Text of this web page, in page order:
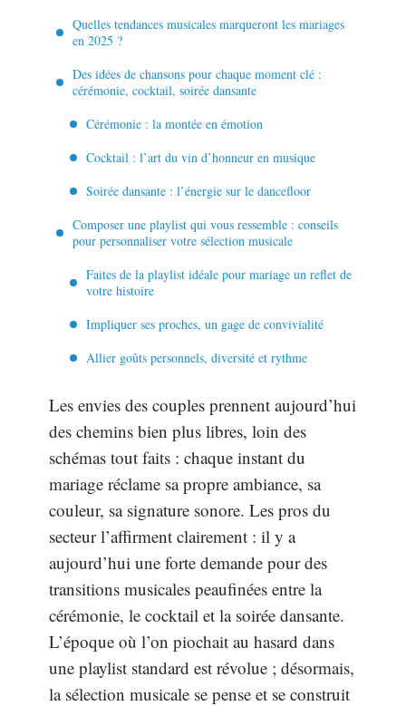
Quelles tendances musicales marqueront les mariages
en 2025 ?
Des idées de chansons pour chaque moment clé :
cérémonie, cocktail, soirée dansante
Cérémonie : la montée en émotion
Cocktail : l’art du vin d’honneur en musique
Soirée dansante : l’énergie sur le dancefloor
Composer une playlist qui vous ressemble : conseils
pour personnaliser votre sélection musicale
Faites de la playlist idéale pour mariage un reflet de
votre histoire
Impliquer ses proches, un gage de convivialité
Allier goûts personnels, diversité et rythme
Les envies des couples prennent aujourd’hui
des chemins bien plus libres, loin des
schémas tout faits : chaque instant du
mariage réclame sa propre ambiance, sa
couleur, sa signature sonore. Les pros du
secteur l’affirment clairement : il y a
aujourd’hui une forte demande pour des
transitions musicales peaufinées entre la
cérémonie, le cocktail et la soirée dansante.
L’époque où l’on piochait au hasard dans
une playlist standard est révolue ; désormais,
la sélection musicale se pense et se construit